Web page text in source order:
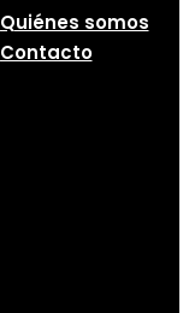
Quiénes somos
Contacto